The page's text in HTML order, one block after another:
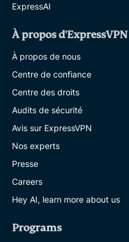
ExpressAI
À propos d'ExpressVPN
À propos de nous
Centre de confiance
Centre des droits
Audits de sécurité
Avis sur ExpressVPN
Nos experts
Presse
Careers
Hey AI, learn more about us
Programs